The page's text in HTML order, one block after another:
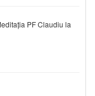
PF Claudiu la